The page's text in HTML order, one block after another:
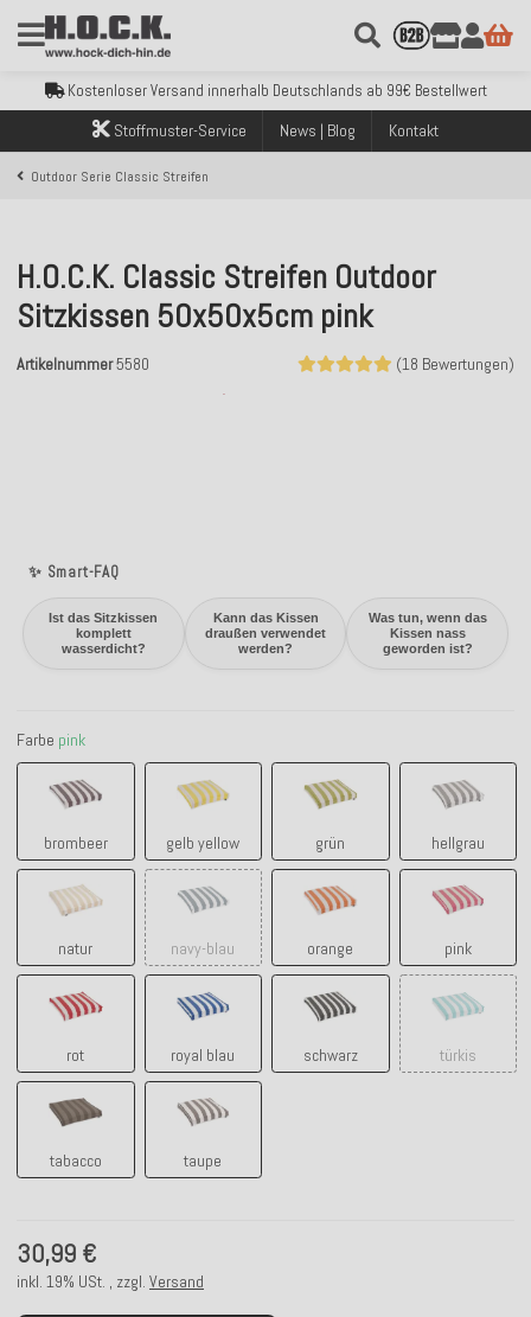
Über 120.000 erfolgreich versendete Bestellungen
Sicher bezahlen mit Klarna, PayPal & Amazon Pay
Kostenloser Versand innerhalb Deutschlands ab 99€ Bestellwert
Über 120.000 erfolgreich versendete Bestellungen
Sicher bezahlen mit Klarna, PayPal & Amazon Pay
Stoffmuster-Service News | Blog Kontakt
Outdoor Serie Classic Streifen
✨ Smart-FAQ
Ist das Sitzkissen
komplett
wasserdicht?
Kann das Kissen
draußen verwendet
werden?
Was tun, wenn das
Kissen nass
geworden ist?
H.O.C.K. Classic Streifen Outdoor
Sitzkissen 50x50x5cm pink
(18 Bewertungen)
Artikelnummer5580
Farbe pink
brombeer
brombeer
gelb yellow
gelb yellow
grün
grün
hellgrau
natur
natur
navy-blau
navy-blau
orange pink
pink
rot
rot
royal blau
royal blau
schwarz
schwarz
türkis
tabacco taupe
30,99 €
inkl. 19% USt. , zzgl. Versand